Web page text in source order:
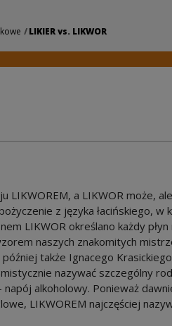
LIKIER vs. LIKWOR
LIKWOREM, a LIKWOR może,
z języka łacińskiego,
LIKWOR określano każdy
naszych znakomitych
także Ignacego Krasickiego
nazywać szczególny
alkoholowy. Ponieważ
LIKWOREM najczęściej